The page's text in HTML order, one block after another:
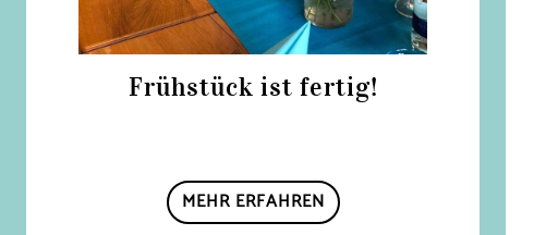
Frühstück ist fertig!
MEHR ERFAHREN